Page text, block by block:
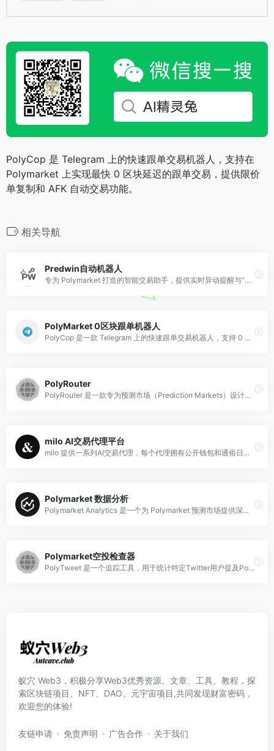
PolyCop 是 Telegram 上的快速跟单交易机器人，支持在
Polymarket 上实现最快 0 区块延迟的跟单交易，提供限价
单复制和 AFK 自动交易功能。
相关导航
Predwin自动机器人
专为 Polymarket 打造的智能交易助手，提供实时异动提醒与“聪明钱”跟单功能, 自动交易套利工具。
PolyMarket 0区块跟单机器人
PolyCop 是一款 Telegram 上的快速跟单交易机器人，支持 0 区块延迟复制交易、限价单复制和 AFK 自动交易，专为 PolyMarket 用户打造。
PolyRouter
PolyRouter 是一款专为预测市场（Prediction Markets）设计的统一 API 聚合器，旨在通过单一接口连接 Polymarket、Kalshi 和 Limitless 等主流平台。
milo AI交易代理平台
milo 提供一系列AI交易代理，每个代理拥有公开钱包和通俗日记。用户可挑选代理、注入资金，实现Solana链上7x24小时自动交易，完全自托管，无最低限额。
Polymarket 数据分析
Polymarket Analytics 是一个为 Polymarket 预测市场提供深度数据分析、实时洞察和交易工具的平台，帮助用户发现交易机会、追踪顶尖交易员并做出更明智的决策。
Polymarket空投检查器
PolyTweet 是一个追踪工具，用于统计特定Twitter用户提及Polymarket的次数，帮助用户了解关注对象在预测市场话题上的活跃度。
蚁穴 Web3，积极分享Web3优秀资源、文章、工具、教程，探
索区块链项目、NFT、DAO、元宇宙项目,共同发现财富密码，
欢迎您的体验!
友链申请 免责声明 广告合作 关于我们